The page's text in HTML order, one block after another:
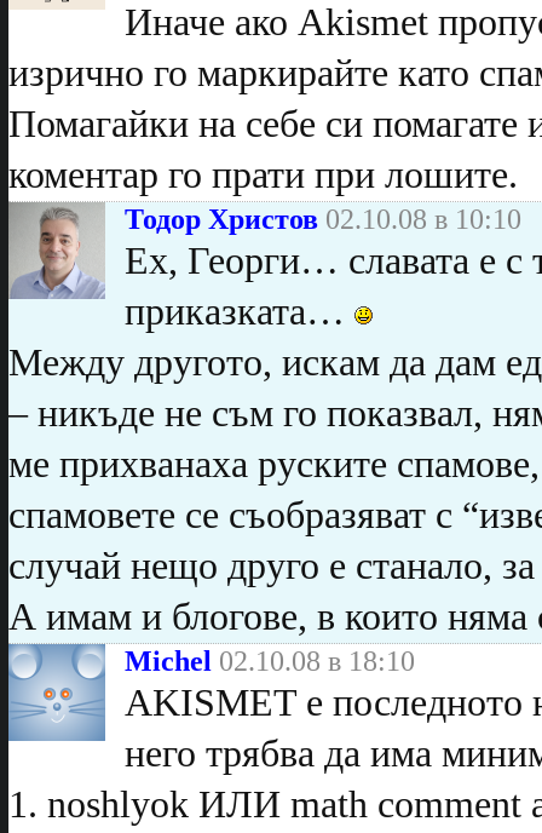
Иначе ако Akismet
изрично го маркирайте като
Помагайки на себе си
коментар го прати при лошите.
Тодор Христов 02.10.08 в 10:10
Ех, Георги… славата е с
приказката…
Между другото, искам да дам
– никъде не съм го показвал,
ме прихванаха руските
спамовете се съобразяват с
случай нещо друго е станало,
А имам и блогове, в които
Michel 02.10.08 в 18:10
AKISMET е последното
него трябва да има
1. noshlyok ИЛИ math comment